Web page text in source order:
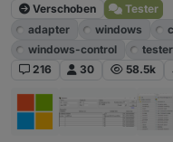
Verschoben
Tester
adapter
windows
windows-control
tester
216
30 58.5k